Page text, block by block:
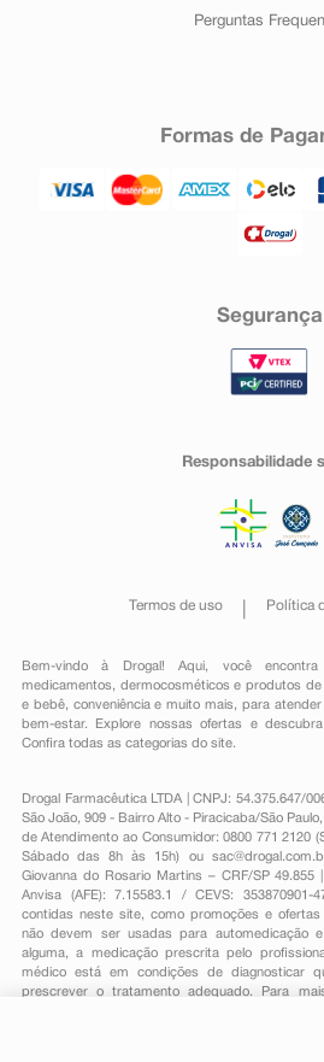
Perguntas
Formas de
Segurança
Responsabilidade
Termos de uso Política
Bem-vindo à Drogal! Aqui, você
medicamentos , dermocosméticos e produtos de
e bebê, conveniênciae muito mais, para
bem-estar. Explore nossas ofertas e
Confira todas as categorias do site.
Drogal Farmacêutica LTDA | CNPJ: 54.375.647/
São João, 909 - Bairro Alto - Piracicaba/São
de Atendimento ao Consumidor: 0800 771 2120
Sábado das 8h às 15h) ou
Giovanna do Rosario Martins – CRF/SP 49.855
Anvisa (AFE): 7.15583.1 / CEVS: 353870901-
contidas neste site, como promoções e
não devem ser usadas para automedicação
alguma, a medicação prescrita pelo
médico está em condições de diagnosticar
prescrever o tratamento adequado. Para